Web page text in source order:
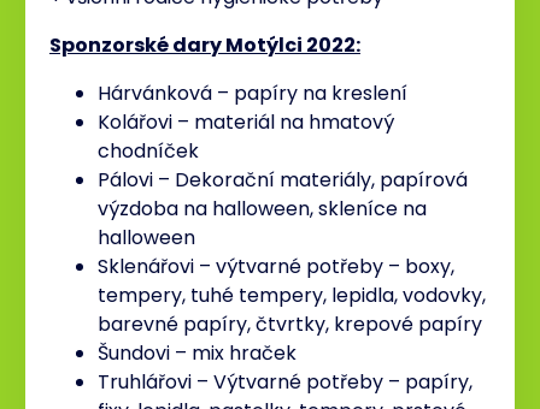
Sponzorské dary Motýlci 2022:
Hárvánková – papíry na kreslení
Kolářovi – materiál na hmatový
chodníček
Pálovi – Dekorační materiály, papírová
výzdoba na halloween, skleníce na
halloween
Sklenářovi – výtvarné potřeby – boxy,
tempery, tuhé tempery, lepidla, vodovky,
barevné papíry, čtvrtky, krepové papíry
Šundovi – mix hraček
Truhlářovi – Výtvarné potřeby – papíry,